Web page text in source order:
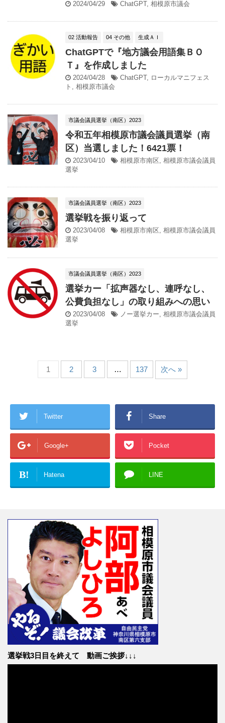
2024/04/29 ChatGPT, 相模原市議会
02 活動報告 04 その他 生成ＡＩ
ChatGPTで『地方議会用語集ＢＯ
Ｔ』を作成しました
2024/04/28 ChatGPT, ローカルマニフェス
ト , 相模原市議会
市議会議員選挙（南区）2023
令和五年相模原市議会議員選挙（南
区）当選しました！6421票！
2023/04/10 相模原市南区, 相模原市議会議員
選挙
市議会議員選挙（南区）2023
選挙戦を振り返って
2023/04/08 相模原市南区, 相模原市議会議員
選挙
市議会議員選挙（南区）2023
選挙カー「拡声器なし、連呼なし、
公費負担なし」の取り組みへの思い
2023/04/08 ノー選挙カー, 相模原市議会議員
選挙
1 2 3 … 137 次へ »
Twitter Share
Google+ Pocket
B! Hatena LINE
選挙戦3日目を終えて 動画ご挨拶↓↓↓